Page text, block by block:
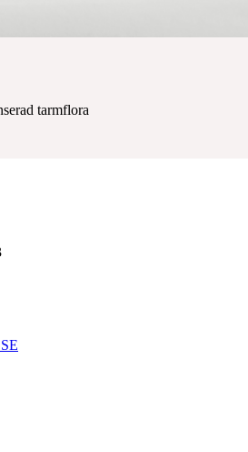
tarmflora
med Synbiotic 2000